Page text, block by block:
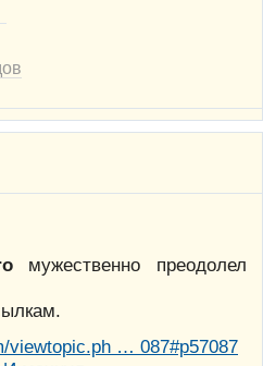
мужественно преодолел
viewtopic.ph … 087#p57087